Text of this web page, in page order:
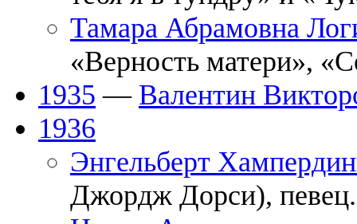
Тамара Абрамовна
«Верность матери»,
1935 — Валентин
1936
Энгельберт
Джордж Дорси), певец.